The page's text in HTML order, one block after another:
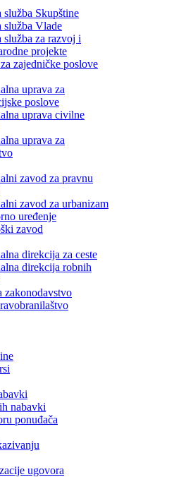
služba Skupštine
služba Vlade
služba za razvoj i
projekte
zajedničke poslove
uprava za
poslove
uprava civilne
uprava za
zavod za pravnu
zavod za urbanizam
uređenje
zavod
direkcija za ceste
direkcija robnih
zakonodavstvo
nabavki
ponuđača
ugovora